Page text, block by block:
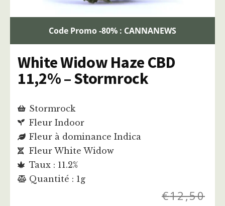
Code Promo -80% : CANNANEWS
White Widow Haze CBD
11,2% – Stormrock
Stormrock
Fleur Indoor
Fleur à dominance Indica
Fleur White Widow
Taux : 11.2%
Quantité : 1g
€12,50